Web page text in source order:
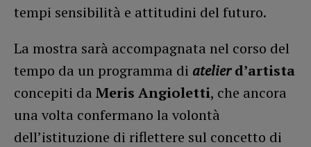
tempi sensibilità e attitudini del futuro.
La mostra sarà accompagnata nel corso del
tempo da un programma di atelierd’artista
concepiti da Meris Angioletti, che ancora
una volta confermano la volontà
dell’istituzione di riflettere sul concetto di